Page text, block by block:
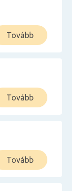
Tovább
Tovább
Tovább